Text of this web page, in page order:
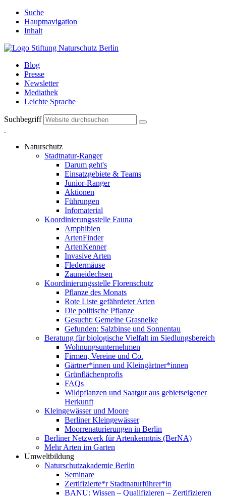
Suche
Hauptnavigation
Inhalt
Blog
Presse
Newsletter
Mediathek
Leichte Sprache
Suchbegriff
Naturschutz
Stadtnatur-Ranger
Darum geht's
Einsatzgebiete & Teams
Junior-Ranger
Aktionen
Führungen
Infomaterial
Koordinierungsstelle Fauna
Amphibien
ArtenFinder
ArtenKenner
Invasive Arten
Fledermäuse
Zauneidechsen
Koordinierungsstelle Florenschutz
Pflanze des Monats
Rote Liste gefährdeter Arten
Die politische Pflanze
Gesucht: Gemeine Grasnelke
Gefunden: Salzbinse und Sonnentau
Beratung für biologische Vielfalt im Siedlungsbereich
Wohnungsunternehmen
Firmen, Vereine und Co.
Gärtner*innen und Kleingärtner*innen
Grünflächenprofis
FAQs
Wildpflanzen und Saatgut aus gebietseigener
Herkunft
Kleingewässer und Moore
Berliner Kleingewässer
Moorrenaturierungen in Berlin
Berliner Netzwerk für Artenkenntnis (BerNA)
Mehr Arten im Garten
Umweltbildung
Naturschutzakademie Berlin
Seminare
Zertifizierte*r Stadtnaturführer*in
BANU: Wissen – Qualifizieren – Zertifizieren